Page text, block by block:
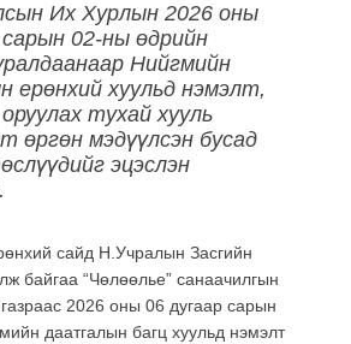
Их Хурлын 2026 оны
02-ны өдрийн
Нийгмийн
ерөнхий хуульд нэмэлт,
тухай хууль
өргөн мэдүүлсэн бусад
эцэслэн
сайд Н.Учралын Засгийн
байгаа “Чөлөөлье” санаачилгын
2026 оны 06 дугаар сарын
даатгалын багц хуульд нэмэлт